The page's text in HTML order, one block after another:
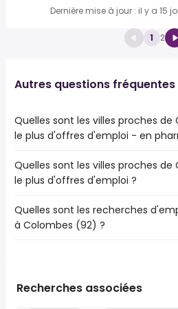
Dernière mise à jour : il y a 15
1 2
Autres questions fréquentes
Quelles sont les villes proches
le plus d'offres d'emploi - en
Les villes proches de Colombes
d'offres d'emploi - en pharmacie
Argenteuil
Nanterre
Levallois-Perret
Quelles sont les villes proches
le plus d'offres d'emploi ?
Les 10 villes proches de
d'offres d'emploi sont :
Asnières-sur-Seine
Quelles sont les recherches
à Colombes (92) ?
public
Recherches associées